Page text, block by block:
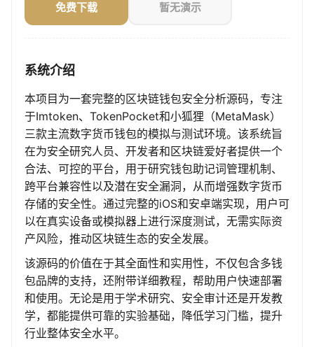
免费下载 暂无演示
系统介绍
本项目为一套完整的区块链钱包安全分析源码，专注
于Imtoken、TokenPocket和小狐狸（MetaMask）
三款主流数字货币钱包的模拟与测试环境。该系统旨
在为安全研究人员、开发者和区块链爱好者提供一个
合法、可控的平台，用于研究钱包助记词管理机制、
跨平台兼容性以及潜在安全漏洞，从而增强数字货币
存储的安全性。通过完整的iOS和安卓端实现，用户可
以在真实设备或模拟器上进行深度测试，无需实际资
产风险，推动区块链生态的安全发展。
该源码的价值在于其全面性和实用性，不仅包含多钱
包品牌的支持，还附带详细教程，帮助用户快速部署
和使用。无论是用于学术研究、安全审计还是开发教
学，都能提供可靠的实验基础，降低学习门槛，提升
行业整体安全水平。